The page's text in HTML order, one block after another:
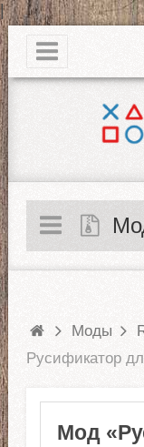
|
Моды
Русификатор
Мод